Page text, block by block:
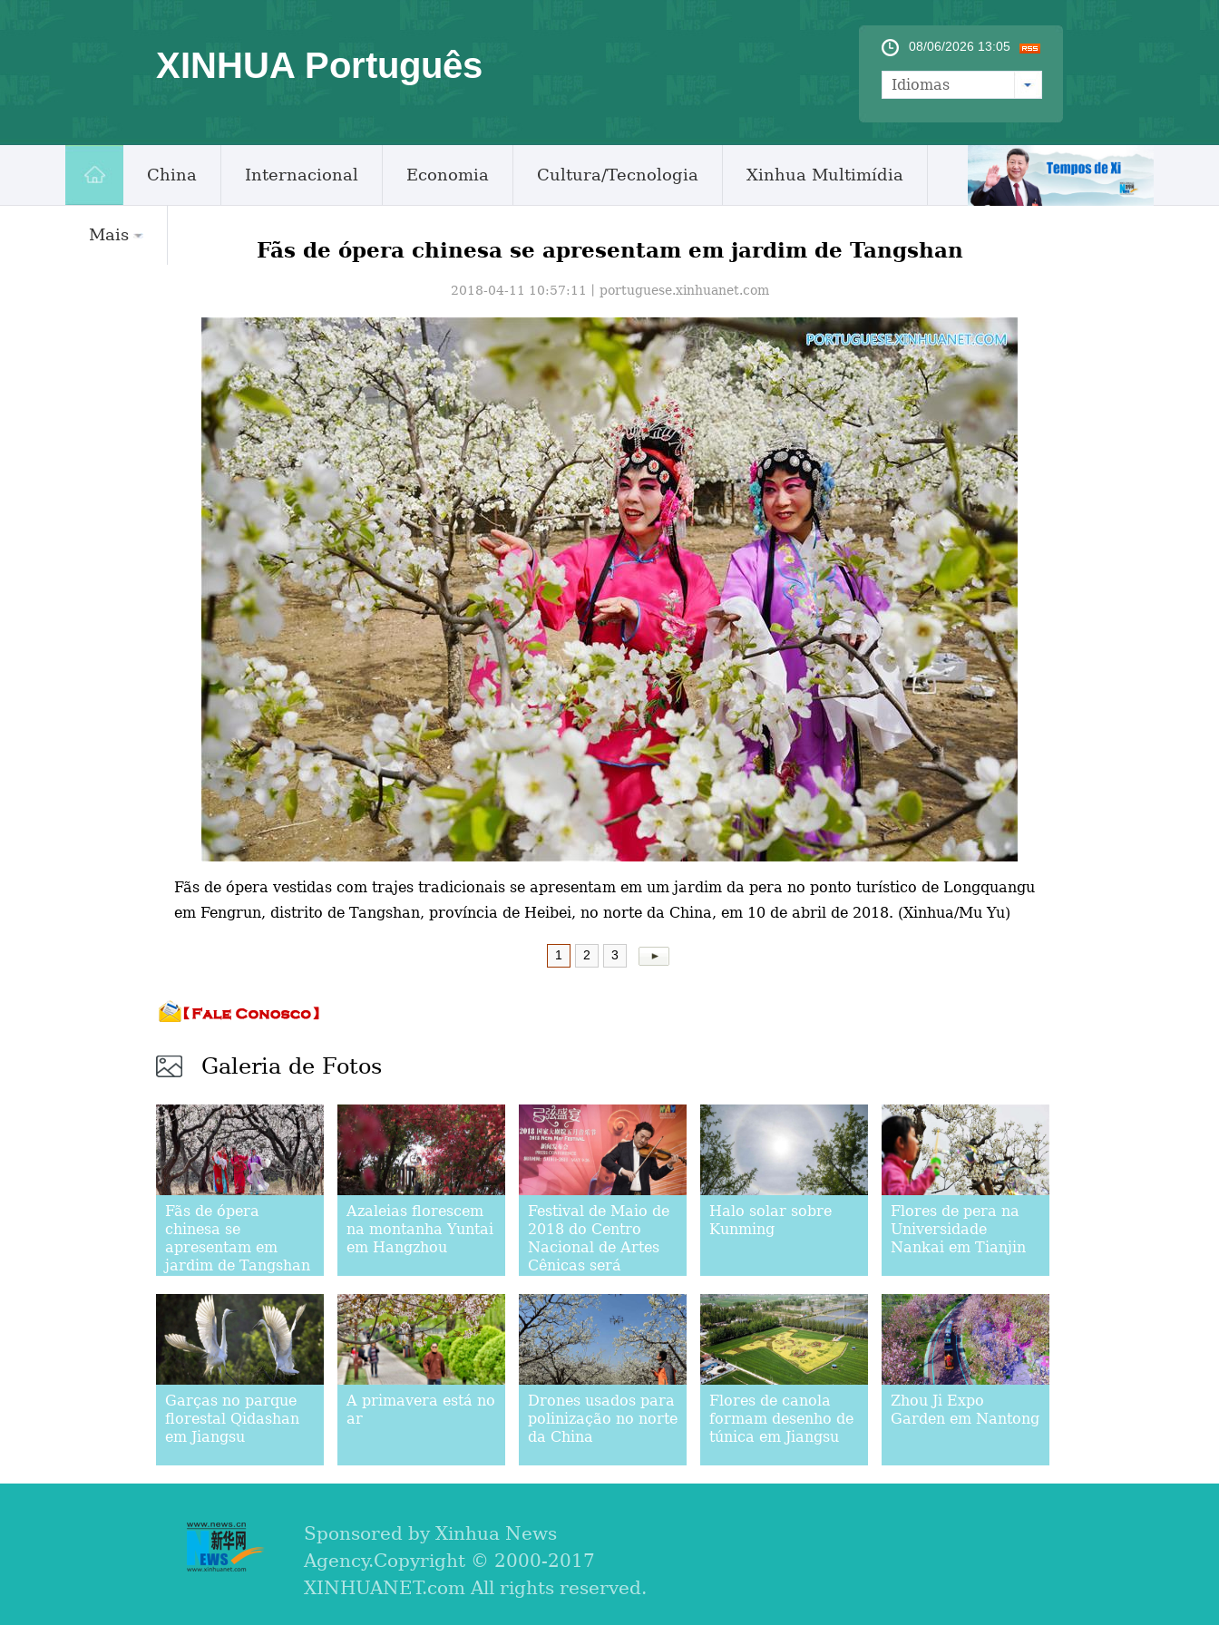
XINHUA Português 08/06/2026 13:05
Idiomas
China Internacional Economia Cultura/Tecnologia Xinhua Multimídia
Mais
Fãs de ópera chinesa se apresentam em jardim de Tangshan
2018-04-11 10:57:11丨 portuguese.xinhuanet.com
Fãs de ópera vestidas com trajes tradicionais se apresentam em um jardim da pera no ponto turístico de Longquangu
em Fengrun, distrito de Tangshan, província de Heibei, no norte da China, em 10 de abril de 2018. (Xinhua/Mu Yu)
1 2 3
Galeria de Fotos
Fãs de ópera
chinesa se
apresentam em
jardim de Tangshan
Azaleias florescem
na montanha Yuntai
em Hangzhou
Festival de Maio de
2018 do Centro
Nacional de Artes
Cênicas será
Halo solar sobre
Kunming
Flores de pera na
Universidade
Nankai em Tianjin
Garças no parque
florestal Qidashan
em Jiangsu
A primavera está no
ar
Drones usados para
polinização no norte
da China
Flores de canola
formam desenho de
túnica em Jiangsu
Zhou Ji Expo
Garden em Nantong
Sponsored by Xinhua News
Agency.Copyright © 2000-2017
XINHUANET.com All rights reserved.